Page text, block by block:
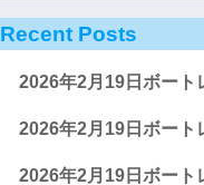
Recent Posts
2026年2月19日ボート
2026年2月19日ボート
2026年2月19日ボート